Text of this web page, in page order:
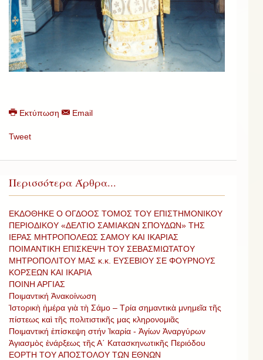
Εκτύπωση Email
Tweet
Περισσότερα Άρθρα...
ΕΚΔΟΘΗΚΕ Ο ΟΓΔΟΟΣ ΤΟΜΟΣ ΤΟΥ ΕΠΙΣΤΗΜΟΝΙΚΟΥ
ΠΕΡΙΟΔΙΚΟΥ «ΔΕΛΤΙΟ ΣΑΜΙΑΚΩΝ ΣΠΟΥΔΩΝ» ΤΗΣ
ΙΕΡΑΣ ΜΗΤΡΟΠΟΛΕΩΣ ΣΑΜΟΥ ΚΑΙ ΙΚΑΡΙΑΣ
ΠΟΙΜΑΝΤΙΚΗ ΕΠΙΣΚΕΨΗ ΤΟΥ ΣΕΒΑΣΜΙΩΤΑΤΟΥ
ΜΗΤΡΟΠΟΛΙΤΟΥ ΜΑΣ κ.κ. ΕΥΣΕΒΙΟΥ ΣΕ ΦΟΥΡΝΟΥΣ
ΚΟΡΣΕΩΝ ΚΑΙ ΙΚΑΡΙΑ
ΠΟΙΝΗ ΑΡΓΙΑΣ
Ποιμαντική Ἀνακοίνωση
Ἱστορικὴ ἡμέρα γιὰ τὴ Σάμο – Τρία σημαντικὰ μνημεῖα τῆς
πίστεως καὶ τῆς πολιτιστικῆς μας κληρονομιᾶς
Ποιμαντική ἐπίσκεψη στήν Ἰκαρία - Ἁγίων Ἀναργύρων
Ἀγιασμὸς ἐνάρξεως τῆς Α΄ Κατασκηνωτικῆς Περιόδου
ΕΟΡΤΗ ΤΟΥ ΑΠΟΣΤΟΛΟΥ ΤΩΝ ΕΘΝΩΝ